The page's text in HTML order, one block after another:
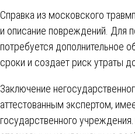
Справка из московского
и описание повреждений. Для
потребуется дополнительное
сроки и создает риск утраты
Заключение
аттестованным экспертом,
государственного